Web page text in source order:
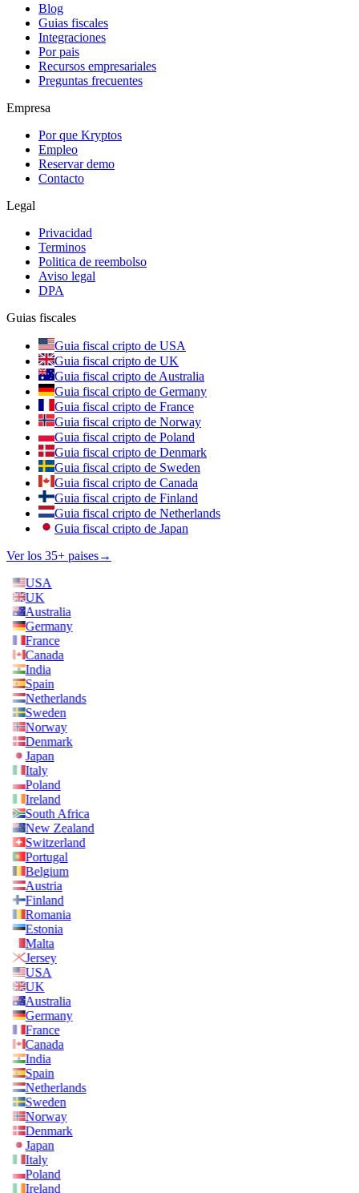
Blog
Guias fiscales
Integraciones
Por pais
Recursos empresariales
Preguntas frecuentes
Empresa
Por que Kryptos
Empleo
Reservar demo
Contacto
Legal
Privacidad
Terminos
Politica de reembolso
Aviso legal
DPA
Guias fiscales
Guia fiscal cripto de USA
Guia fiscal cripto de UK
Guia fiscal cripto de Australia
Guia fiscal cripto de Germany
Guia fiscal cripto de France
Guia fiscal cripto de Norway
Guia fiscal cripto de Poland
Guia fiscal cripto de Denmark
Guia fiscal cripto de Sweden
Guia fiscal cripto de Canada
Guia fiscal cripto de Finland
Guia fiscal cripto de Netherlands
Guia fiscal cripto de Japan
Ver los 35+ paises→
USA
UK
Australia
Germany
France
Canada
India
Spain
Netherlands
Sweden
Norway
Denmark
Japan
Italy
Poland
Ireland
South Africa
New Zealand
Switzerland
Portugal
Belgium
Austria
Finland
Romania
Estonia
Malta
Jersey
USA
UK
Australia
Germany
France
Canada
India
Spain
Netherlands
Sweden
Norway
Denmark
Japan
Italy
Poland
Ireland